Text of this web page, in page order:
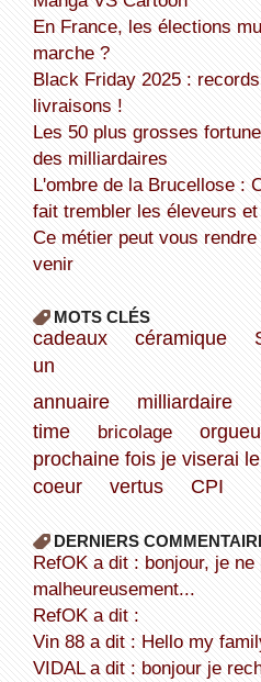
En France, les élections municipales : comment ça
marche ?
Black Friday 2025 : records de ventes, chaos de
livraisons !
Les 50 plus grosses fortunes de France sont tous
des milliardaires
L'ombre de la Brucellose : Comment une bactérie
fait trembler les éleveurs
Ce métier peut vous rendre riche dans les années à
venir
MOTS CLÉS
cadeaux céramique
un
annuaire
milliardaire
time
bricolage
prochaine fois je viserai le
coeur
vertus CPI
DERNIERS
refOK a dit : bonjour, je ne peux
malheureusement...
refOK a dit :
Vin 88 a dit : Hello my
VIDAL a dit : bonjour je